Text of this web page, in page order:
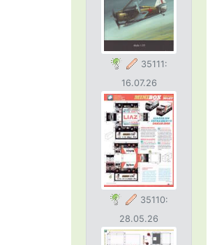
35111:
16.07.26
35110:
28.05.26